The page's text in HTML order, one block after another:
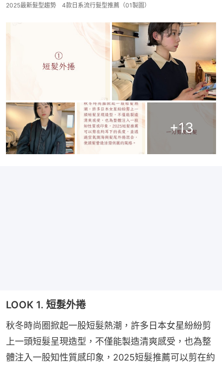
2025最新髮型趨勢 4款日系流行髮型推薦（01製圖）
+13
LOOK 1. 短髮外捲
秋冬時尚圈掀起一股短髮熱潮，許多日本女星紛紛剪
上一頭短髮呈現造型，不僅能製造清爽感受，也為整
體注入一股知性質感印象，2025短髮推薦可以剪在約